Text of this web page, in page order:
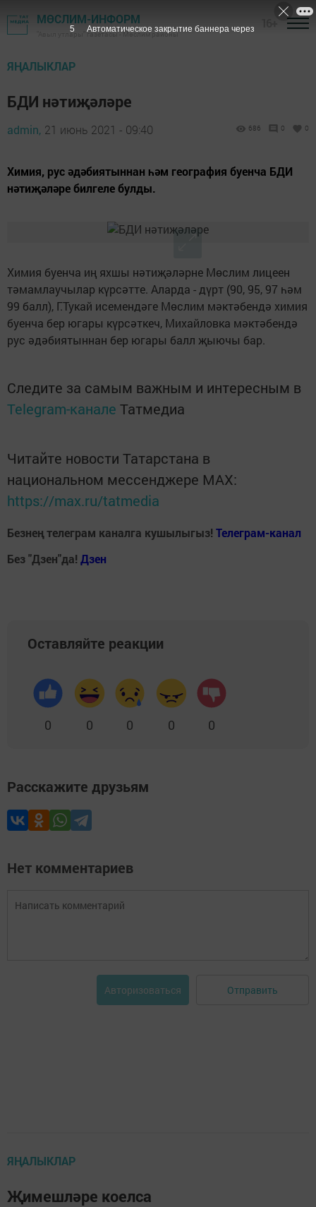
МӨСЛИМ-ИНФОРМ
"Авыл утлары" газетасы - Мөслим районы
ЯҢАЛЫКЛАР
БДИ нәтиҗәләре
admin, 21 июнь 2021 - 09:40 686 0 0
Химия, рус әдәбиятыннан һәм география буенча БДИ
нәтиҗәләре билгеле булды.
Химия буенча иң яхшы нәтиҗәләрне Мөслим лицеен
тәмамлаучылар күрсәтте. Аларда - дүрт (90, 95, 97 һәм
99 балл), Г.Тукай исемендәге Мөслим мәктәбендә химия
буенча бер югары күрсәткеч, Михайловка мәктәбендә
рус әдәбиятыннан бер югары балл җыючы бар.
Следите за самым важным и интересным в
Telegram-канале Татмедиа
Читайте новости Татарстана в
национальном мессенджере MАХ:
https://max.ru/tatmedia
Безнең телеграм каналга кушылыгыз! Телеграм-канал
Без "Дзен"да! Дзен
Оставляйте реакции
0 0 0 0 0
Расскажите друзьям
Нет комментариев
Авторизоваться Отправить
ЯҢАЛЫКЛАР
Җимешләре коелса
4 Автоматическое закрытие баннера через